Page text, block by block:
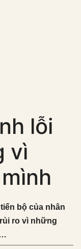
lỗi
vì
bộ của nhân
ro vì những